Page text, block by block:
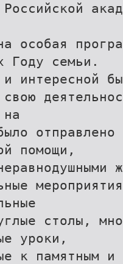
Российской
особая
Году семьи.
и интересной
отправлено
помощи,
столы,
уроки,
к памятным